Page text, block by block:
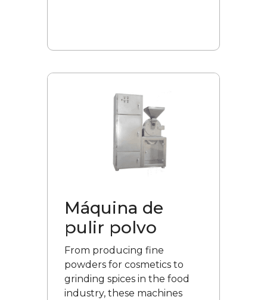
Máquina de
pulir polvo
From producing fine
powders for cosmetics to
grinding spices in the food
industry, these machines